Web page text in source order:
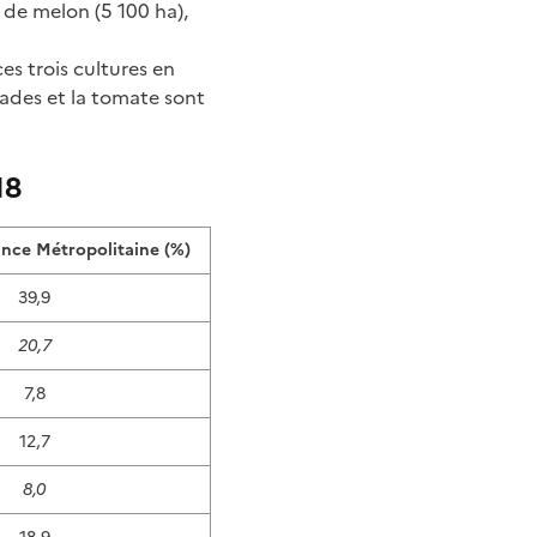
melon (5 100 ha),
trois cultures en
et la tomate sont
Métropolitaine (%)
39,9
20,7
7,8
12,7
8,0